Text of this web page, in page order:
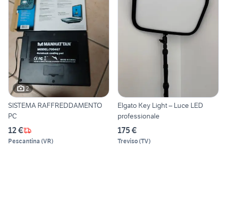
2
SISTEMA RAFFREDDAMENTO
PC
12 €
Pescantina (VR)
Elgato Key Light – Luce LED
professionale
175 €
Treviso(TV)